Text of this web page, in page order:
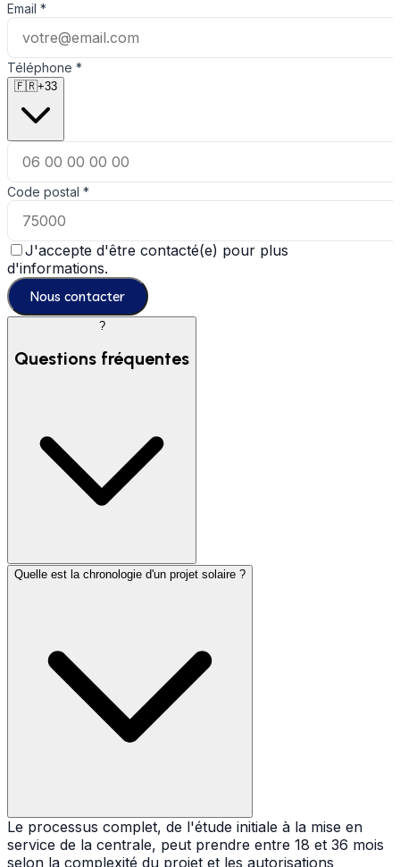
Email *
Téléphone *
🇫🇷+33
Code postal *
J'accepte d'être contacté(e) pour plus
d'informations.
Nous contacter
?
Questions fréquentes
Quelle est la chronologie d'un projet solaire ?
Le processus complet, de l'étude initiale à la mise en
service de la centrale, peut prendre entre 18 et 36 mois
selon la complexité du projet et les autorisations